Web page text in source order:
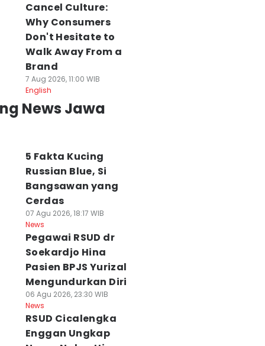
Cancel Culture:
Why Consumers
Don't Hesitate to
Walk Away From a
Brand
7 Aug 2026, 11:00 WIB
English
News Jawa
5 Fakta Kucing
Russian Blue, Si
Bangsawan yang
Cerdas
07 Agu 2026, 18:17 WIB
News
Pegawai RSUD dr
Soekardjo Hina
Pasien BPJS Yurizal
Mengundurkan Diri
06 Agu 2026, 23:30 WIB
News
RSUD Cicalengka
Enggan Ungkap